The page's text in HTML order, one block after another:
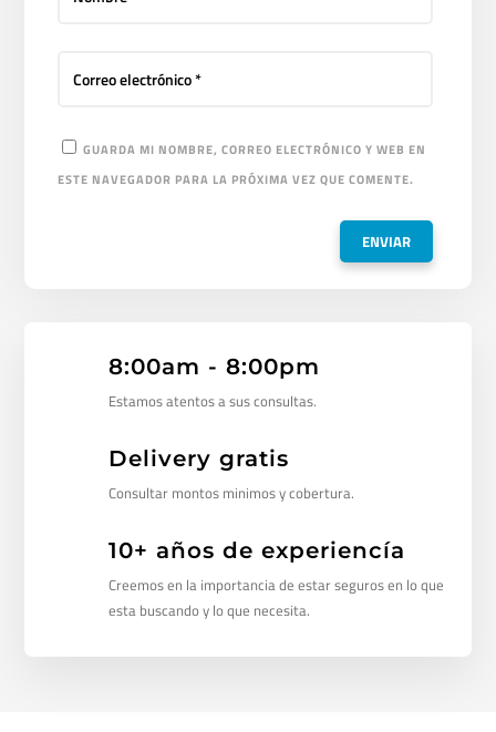
GUARDA MI NOMBRE, CORREO ELECTRÓNICO Y WEB EN
ESTE NAVEGADOR PARA LA PRÓXIMA VEZ QUE COMENTE.
8:00am - 8:00pm
Estamos atentos a sus consultas.
Delivery gratis
Consultar montos minimos y cobertura.
10+ años de experiencía
Creemos en la importancia de estar seguros en lo que
esta buscando y lo que necesita.